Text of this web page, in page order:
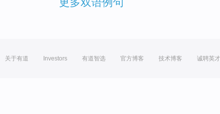
关于有道 Investors 有道智选 官方博客 技术博客 诚聘英才